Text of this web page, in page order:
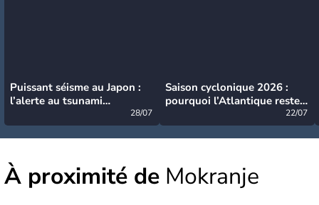
Puissant séisme au Japon :
l’alerte au tsunami
28/07
Saison cyclonique 2026 :
pourquoi l’Atlantique reste
22/07
À proximité de Mokranje